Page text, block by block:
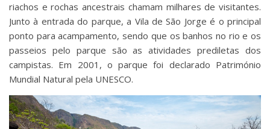
riachos e rochas ancestrais chamam milhares de visitantes.
Junto à entrada do parque, a Vila de São Jorge é o principal
ponto para acampamento, sendo que os banhos no rio e os
passeios pelo parque são as atividades prediletas dos
campistas. Em 2001, o parque foi declarado Património
Mundial Natural pela UNESCO.